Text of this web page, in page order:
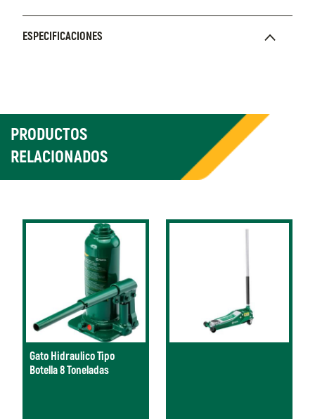
ESPECIFICACIONES
PRODUCTOS
RELACIONADOS
Gato Hidraulico Tipo
Botella 8 Toneladas